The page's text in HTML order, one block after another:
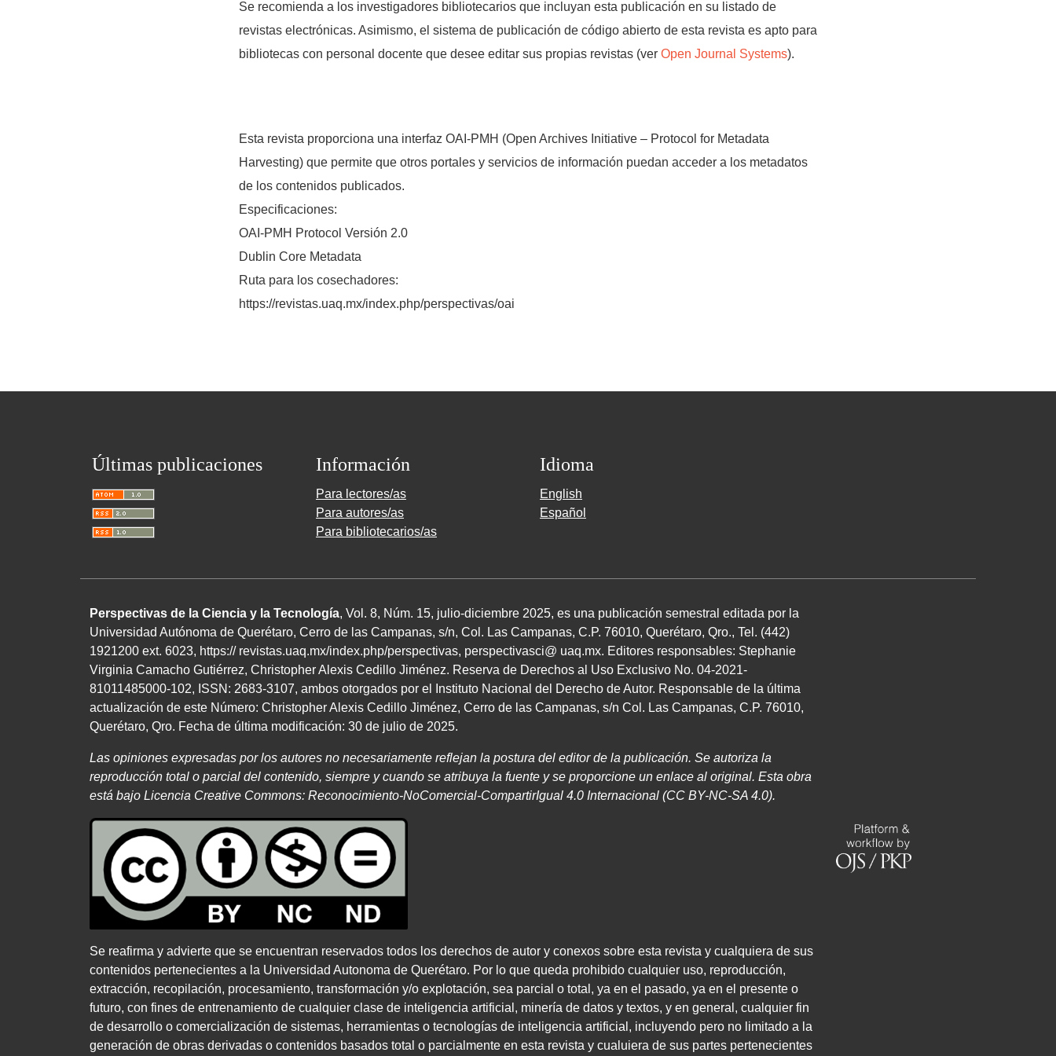
Se recomienda a los investigadores bibliotecarios que incluyan esta publicación en su listado de
revistas electrónicas. Asimismo, el sistema de publicación de código abierto de esta revista es apto para
bibliotecas con personal docente que desee editar sus propias revistas (ver Open Journal Systems).
Esta revista proporciona una interfaz OAI-PMH (Open Archives Initiative – Protocol for Metadata
Harvesting) que permite que otros portales y servicios de información puedan acceder a los metadatos
de los contenidos publicados.
Especificaciones:
OAI-PMH Protocol Versión 2.0
Dublin Core Metadata
Ruta para los cosechadores:
https://revistas.uaq.mx/index.php/perspectivas/oai
Últimas publicaciones Información
Para lectores/as
Para autores/as
Para bibliotecarios/as
Idioma
English
Español
Perspectivas de la Ciencia y la Tecnología, Vol. 8, Núm. 15, julio-diciembre 2025, es una publicación semestral editada por la
Universidad Autónoma de Querétaro, Cerro de las Campanas, s/n, Col. Las Campanas, C.P. 76010, Querétaro, Qro., Tel. (442)
1921200 ext. 6023, https:// revistas.uaq.mx/index.php/perspectivas, perspectivasci@ uaq.mx. Editores responsables: Stephanie
Virginia Camacho Gutiérrez, Christopher Alexis Cedillo Jiménez. Reserva de Derechos al Uso Exclusivo No. 04-2021-
81011485000-102, ISSN: 2683-3107, ambos otorgados por el Instituto Nacional del Derecho de Autor. Responsable de la última
actualización de este Número: Christopher Alexis Cedillo Jiménez, Cerro de las Campanas, s/n Col. Las Campanas, C.P. 76010,
Querétaro, Qro. Fecha de última modificación: 30 de julio de 2025.
Las opiniones expresadas por los autores no necesariamente reflejan la postura del editor de la publicación. Se autoriza la
reproducción total o parcial del contenido, siempre y cuando se atribuya la fuente y se proporcione un enlace al original. Esta obra
está bajo Licencia Creative Commons: Reconocimiento-NoComercial-CompartirIgual 4.0 Internacional (CC BY-NC-SA 4.0).
Se reafirma y advierte que se encuentran reservados todos los derechos de autor y conexos sobre esta revista y cualquiera de sus
contenidos pertenecientes a la Universidad Autonoma de Querétaro. Por lo que queda prohibido cualquier uso, reproducción,
extracción, recopilación, procesamiento, transformación y/o explotación, sea parcial o total, ya en el pasado, ya en el presente o
futuro, con fines de entrenamiento de cualquier clase de inteligencia artificial, minería de datos y textos, y en general, cualquier fin
de desarrollo o comercialización de sistemas, herramientas o tecnologías de inteligencia artificial, incluyendo pero no limitado a la
generación de obras derivadas o contenidos basados total o parcialmente en esta revista y cualuiera de sus partes pertenecientes